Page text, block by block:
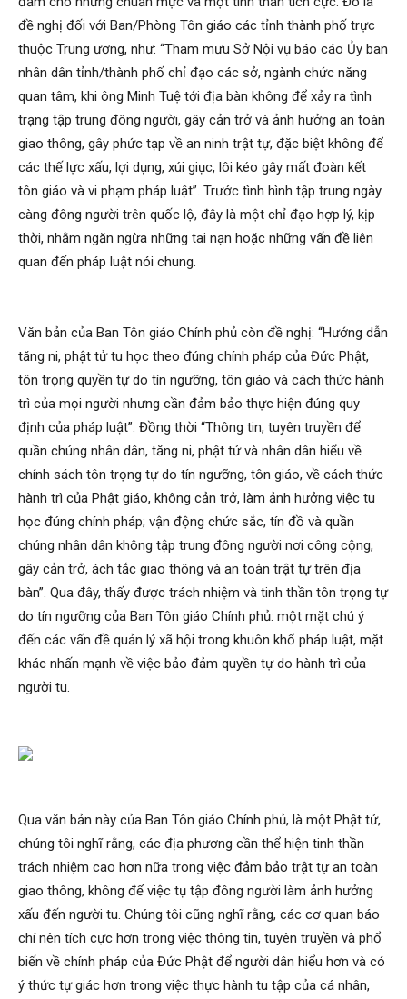
đề nghị đối với Ban/Phòng Tôn giáo các tỉnh thành phố trực
thuộc Trung ương, như: “Tham mưu Sở Nội vụ báo cáo Ủy ban
nhân dân tỉnh/thành phố chỉ đạo các sở, ngành chức năng
quan tâm, khi ông Minh Tuệ tới địa bàn không để xảy ra tình
trạng tập trung đông người, gây cản trở và ảnh hưởng an toàn
giao thông, gây phức tạp về an ninh trật tự, đặc biệt không để
các thế lực xấu, lợi dụng, xúi giục, lôi kéo gây mất đoàn kết
tôn giáo và vi phạm pháp luật”. Trước tình hình tập trung ngày
càng đông người trên quốc lộ, đây là một chỉ đạo hợp lý, kịp
thời, nhằm ngăn ngừa những tai nạn hoặc những vấn đề liên
quan đến pháp luật nói chung.
Văn bản của Ban Tôn giáo Chính phủ còn đề nghị: “Hướng dẫn
tăng ni, phật tử tu học theo đúng chính pháp của Đức Phật,
tôn trọng quyền tự do tín ngưỡng, tôn giáo và cách thức hành
trì của mọi người nhưng cần đảm bảo thực hiện đúng quy
định của pháp luật”. Đồng thời “Thông tin, tuyên truyền để
quần chúng nhân dân, tăng ni, phật tử và nhân dân hiểu về
chính sách tôn trọng tự do tín ngưỡng, tôn giáo, về cách thức
hành trì của Phật giáo, không cản trở, làm ảnh hưởng việc tu
học đúng chính pháp; vận động chức sắc, tín đồ và quần
chúng nhân dân không tập trung đông người nơi công cộng,
gây cản trở, ách tắc giao thông và an toàn trật tự trên địa
bàn”. Qua đây, thấy được trách nhiệm và tinh thần tôn trọng tự
do tín ngưỡng của Ban Tôn giáo Chính phủ: một mặt chú ý
đến các vấn đề quản lý xã hội trong khuôn khổ pháp luật, mặt
khác nhấn mạnh về việc bảo đảm quyền tự do hành trì của
người tu.
Qua văn bản này của Ban Tôn giáo Chính phủ, là một Phật tử,
chúng tôi nghĩ rằng, các địa phương cần thể hiện tinh thần
trách nhiệm cao hơn nữa trong việc đảm bảo trật tự an toàn
giao thông, không để việc tụ tập đông người làm ảnh hưởng
xấu đến người tu. Chúng tôi cũng nghĩ rằng, các cơ quan báo
chí nên tích cực hơn trong việc thông tin, tuyên truyền và phổ
biến về chính pháp của Đức Phật để người dân hiểu hơn và có
ý thức tự giác hơn trong việc thực hành tu tập của cá nhân,